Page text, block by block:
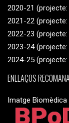
2020-21 (projecte:
2021-22 (projecte:
2022-23 (projecte:
2023-24 (projecte:
2024-25 (projecte:
ENLLAÇOS
Imatge Biomèdica